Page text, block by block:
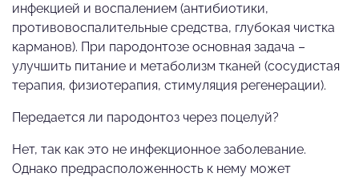
инфекцией и воспалением (антибиотики,
противовоспалительные средства, глубокая чистка
карманов). При пародонтозе основная задача –
улучшить питание и метаболизм тканей (сосудистая
терапия, физиотерапия, стимуляция регенерации).
Передается ли пародонтоз через поцелуй?
Нет, так как это не инфекционное заболевание.
Однако предрасположенность к нему может